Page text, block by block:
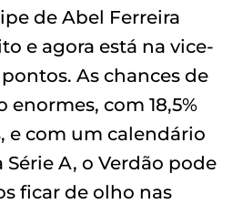
de Abel Ferreira
e agora está na vice-
As chances de
enormes, com 18,5%
e com um calendário
A, o Verdão pode
ficar de olho nas